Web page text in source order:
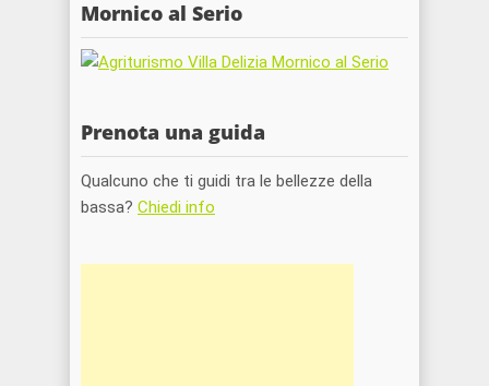
Mornico al Serio
Prenota una guida
Qualcuno che ti guidi tra le bellezze della
bassa? Chiedi info